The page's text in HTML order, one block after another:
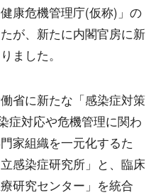
康危機管理庁(仮称)」の
が、新たに内閣官房に新
ました。
省に新たな「感染症対策
症対応や危機管理に関わ
家組織を一元化するた
感染症研究所」と、臨床
研究センター」を統合